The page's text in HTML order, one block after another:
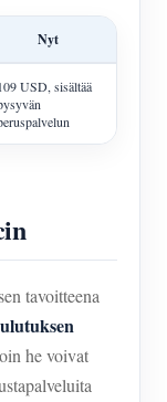
Nyt
109 USD, sisältää
tavoitteena
he voivat